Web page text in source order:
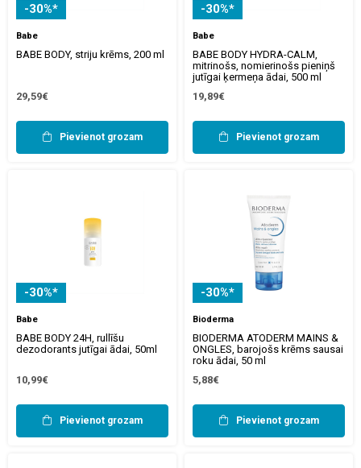
-30%*
Babe
BABE BODY, striju krēms, 200 ml
29,59€
Pievienot grozam
-30%*
Babe
BABE BODY HYDRA-CALM,
mitrinošs, nomierinošs pieniņš
jutīgai ķermeņa ādai, 500 ml
19,89€
Pievienot grozam
-30%*
Babe
BABE BODY 24H, rullīšu
dezodorants jutīgai ādai, 50ml
10,99€
Pievienot grozam
-30%*
Bioderma
BIODERMA ATODERM MAINS &
ONGLES, barojošs krēms sausai
roku ādai, 50 ml
5,88€
Pievienot grozam